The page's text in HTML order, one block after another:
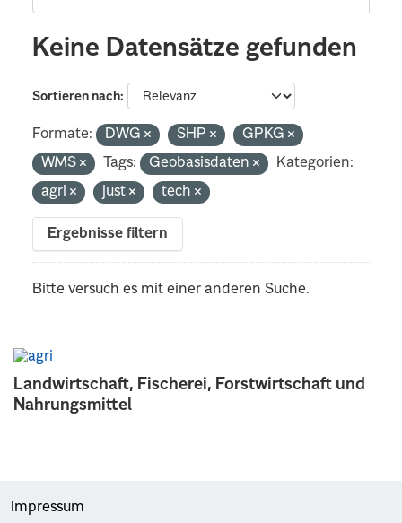
Landwirtschaft, Fischerei, Forstwirtschaft und
Nahrungsmittel
Keine Datensätze gefunden
Sortieren nach
Formate: DWG SHP
GPKG
WMS
Tags: Geobasisdaten
Kategorien:
agri
just tech
Ergebnisse filtern
Bitte versuch es mit einer anderen Suche.
Impressum